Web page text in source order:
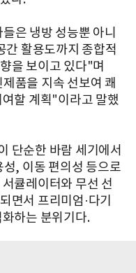
은 냉방 성능뿐 아니
간 활용도까지 종합적
을 보이고 있다"며
품을 지속 선보여 쾌
할 계획"이라고 말했
단순한 바람 세기에서
, 이동 편의성 등으로
큘레이터와 무선 선
면서 프리미엄·다기
하는 분위기다.